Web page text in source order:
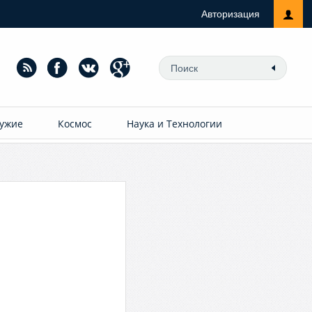
Авторизация
Космос Наука и Технологии